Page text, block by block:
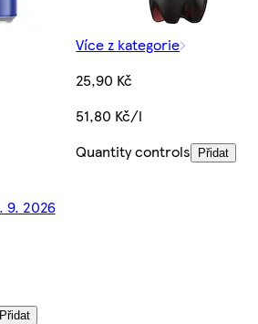
9. 2026
Přidat
Více z kategorie
25,90 Kč
51,80 Kč/l
Quantity controls Přidat